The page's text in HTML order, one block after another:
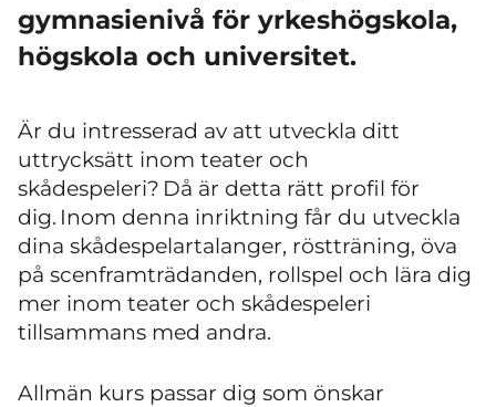
gymnasienivå för yrkeshögskola,
högskola och universitet.
Är du intresserad av att utveckla ditt
uttrycksätt inom teater och
skådespeleri? Då är detta rätt profil för
dig. Inom denna inriktning får du utveckla
dina skådespelartalanger, röstträning, öva
på scenframträdanden, rollspel och lära dig
mer inom teater och skådespeleri
tillsammans med andra.
Allmän kurs passar dig som önskar